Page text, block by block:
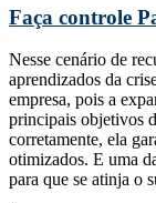
Faça controle
Nesse cenário de
aprendizados da
empresa, pois a
principais objetivos
corretamente, ela
otimizados. E uma
para que se atinja o